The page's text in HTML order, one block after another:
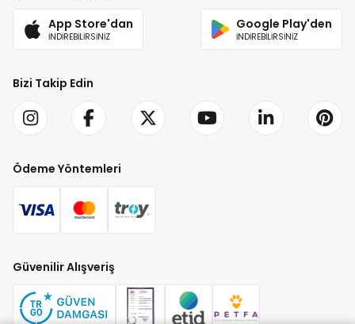
App Store'dan
İNDİREBİLİRSİNİZ
Google Play'den
İNDİREBİLİRSİNİZ
Bizi Takip Edin
Ödeme Yöntemleri
Güvenilir Alışveriş